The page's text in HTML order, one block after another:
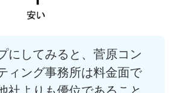
にしてみると、菅原コン
ィング事務所は料金面で